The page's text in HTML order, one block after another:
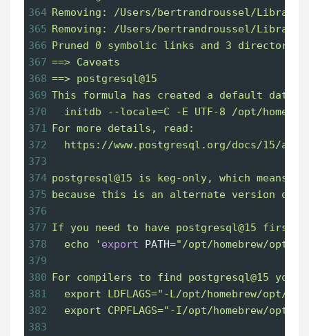
364 Removing: /Users/bertrandroussel/Library/
365 Removing: /Users/bertrandroussel/
366 Pruned 0 symbolic links and 3 directories
367 ==> Caveats
368 ==> postgresql@15
369 This formula has created a default
370
initdb --locale=C -E UTF-8 /opt/
371
For more details, read:
372
https://www.postgresql.org/docs/15/
373
374 postgresql@15 is keg-only, which means
375 because this is an alternate version of
376
377 If you need to have postgresql@15 first
378
  echo '
export PATH="/opt/homebrew/opt/
379
380 For compilers to find postgresql@15 you
381
export LDFLAGS="-L/opt/homebrew/opt/
382
export CPPFLAGS="-I/opt/homebrew/opt/
383